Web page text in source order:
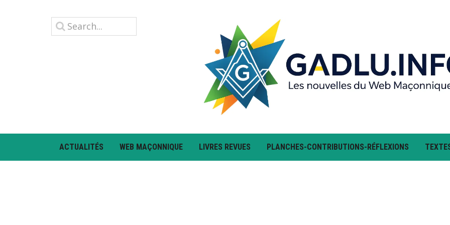
ACTUALITÉS WEB MAÇONNIQUE LIVRES REVUES PLANCHES-CONTRIBUTIONS-RÉFLEXIONS